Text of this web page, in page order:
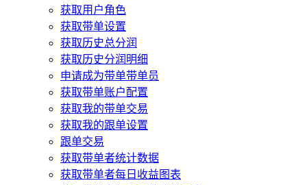
获取用户角色
获取带单设置
获取历史总分润
获取历史分润明细
申请成为带单带单员
获取带单账户配置
获取我的带单交易
获取我的跟单设置
跟单交易
获取带单者统计数据
获取带单者每日收益图表